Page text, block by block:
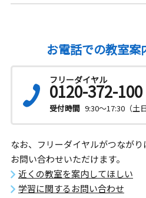
お電話での教室案
フリーダイヤル
0120-372-100
受付時間 9:30～17:30（土
なお、フリーダイヤルがつなが
お問い合わせいただけます。
近くの教室を案内してほしい
学習に関するお問い合わせ